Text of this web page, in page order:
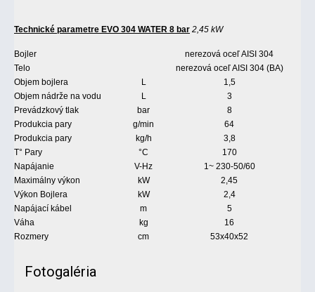
Technické parametre EVO 304 WATER 8 bar 2,45 kW
Bojler
nerezová oceľ AISI 304
Telo
nerezová oceľ AISI 304 (BA)
Objem bojlera
L
1,5
Objem nádrže na vodu
L
3
Prevádzkový tlak
bar
8
Produkcia pary
g/min
64
Produkcia pary
kg/h
3,8
T° Pary
°C
170
Napájanie
V-Hz
1~ 230-50/60
Maximálny výkon
kW
2,45
Výkon Bojlera
kW
2,4
Napájací kábel
m
5
Váha
kg
16
Rozmery
cm 53x40x52
Fotogaléria